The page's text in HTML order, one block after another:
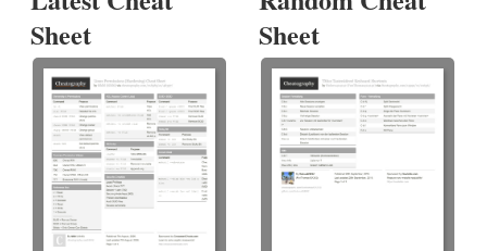
Sheet
Sheet